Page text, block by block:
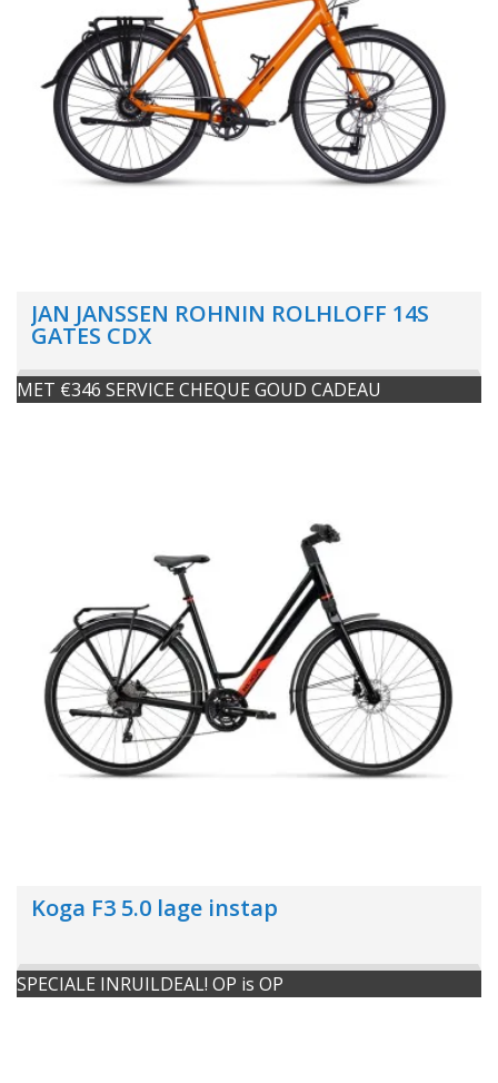
JAN JANSSEN ROHNIN ROLHLOFF 14S
GATES CDX
MET €346 SERVICE CHEQUE GOUD CADEAU
Koga F3 5.0 lage instap
SPECIALE INRUILDEAL! OP is OP